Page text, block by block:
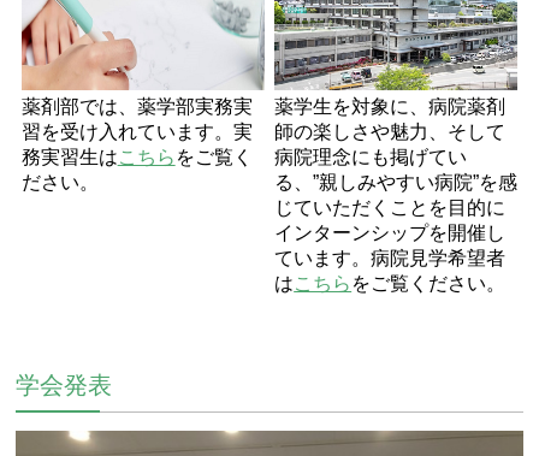
薬剤部では、薬学部実務実
習を受け入れています。実
務実習生はこちら をご覧く
ださい。
薬学生を対象に、病院薬剤
師の楽しさや魅力、そして
病院理念にも掲げてい
る、”親しみやすい病院”を感
じていただくことを目的に
インターンシップを開催し
ています。病院見学希望者
はこちら をご覧ください。
学会発表